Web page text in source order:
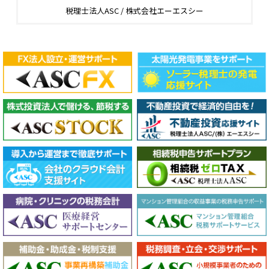
税理士法人ASC / 株式会社エーエスシー